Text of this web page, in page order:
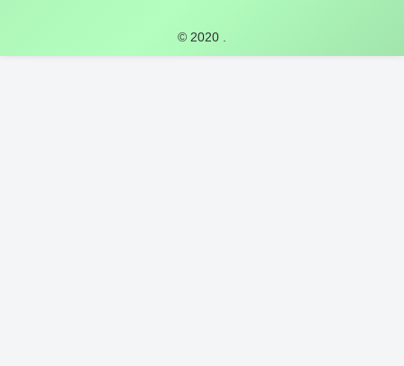
© 2020 .